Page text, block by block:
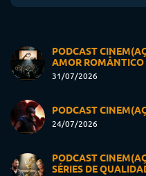
PODCAST
AMOR
31/07/2026
PODCAST
24/07/2026
PODCAST
SÉRIES DE